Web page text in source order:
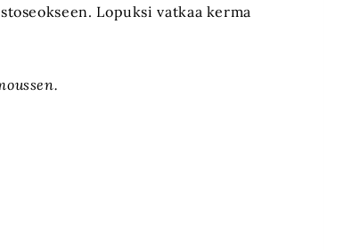
Lopuksi vatkaa kerma